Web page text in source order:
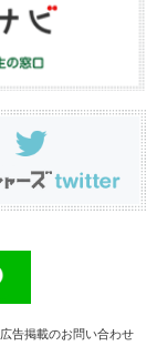
広告掲載のお問い合わせ